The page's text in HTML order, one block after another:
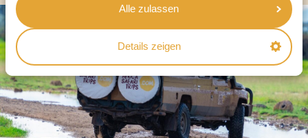
Alle zulassen
Details zeigen